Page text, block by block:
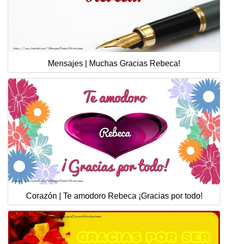
Mensajes | Muchas Gracias Rebeca!
Corazón | Te amodoro Rebeca ¡Gracias por todo!